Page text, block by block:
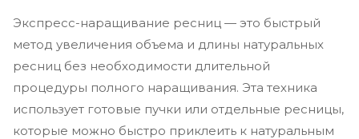
Экспресс-наращивание ресниц — это быстрый
метод увеличения объема и длины натуральных
ресниц без необходимости длительной
процедуры полного наращивания. Эта техника
использует готовые пучки или отдельные ресницы,
которые можно быстро приклеить к натуральным